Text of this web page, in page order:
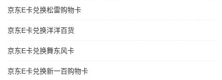
京东E卡兑换松雷购物卡
京东E卡兑换洋洋百货
京东E卡兑换舞东风卡
京东E卡兑换新一百购物卡